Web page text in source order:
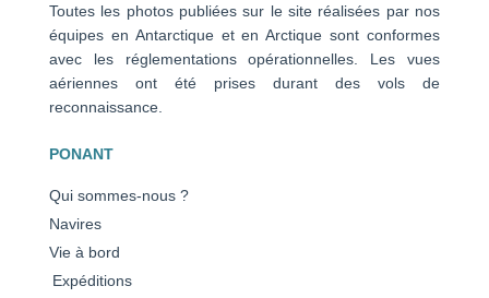
Toutes les photos publiées sur le site réalisées par nos
équipes en Antarctique et en Arctique sont conformes
avec les réglementations opérationnelles. Les vues
aériennes ont été prises durant des vols de
reconnaissance.
PONANT
Qui sommes-nous ?
Navires
Vie à bord
Expéditions